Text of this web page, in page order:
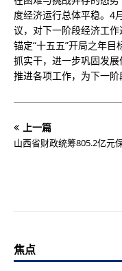
度经济运行总体平稳。4
议，对下一阶段经济工作
锚定“十五五”开局之年
抓实干，进一步巩固发
推进各项工作，为下一阶
上一篇
山西省财政统筹805.2亿元
焦点